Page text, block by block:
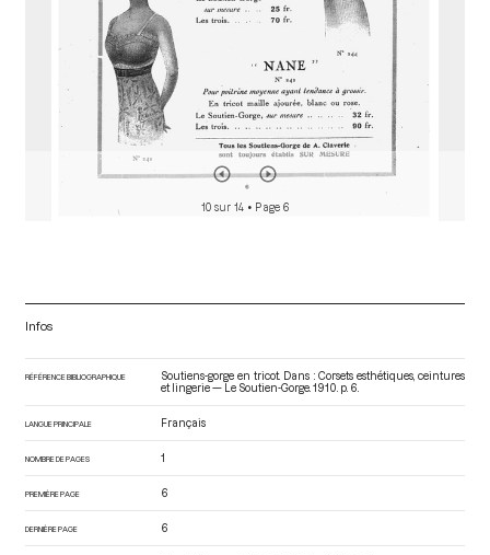
10 sur 14 • Page 6
Infos
RÉFÉRENCE BIBLIOGRAPHIQUE
Soutiens-gorge en tricot. Dans : Corsets esthétiques, ceintures
et lingerie — Le Soutien-Gorge . 1910. p. 6.
LANGUE PRINCIPALE Français
NOMBRE DE PAGES 1
PREMIÈRE PAGE 6
DERNIÈRE PAGE 6